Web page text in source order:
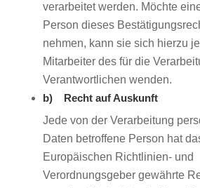
verarbeitet werden. Möchte
Person dieses
nehmen, kann sie sich hierzu
Mitarbeiter des für die
Verantwortlichen wenden.
b) Recht auf Auskunft
Jede von der Verarbeitung
Daten betroffene Person hat
Europäischen Richtlinien- und
Verordnungsgeber gewährte